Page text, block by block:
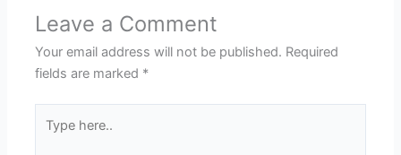
Leave a Comment
Your email address will not be published. Required
fields are marked *
here..